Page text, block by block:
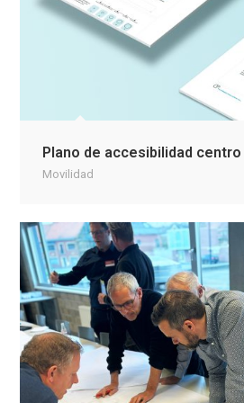
Plano de accesibilidad
Movilidad